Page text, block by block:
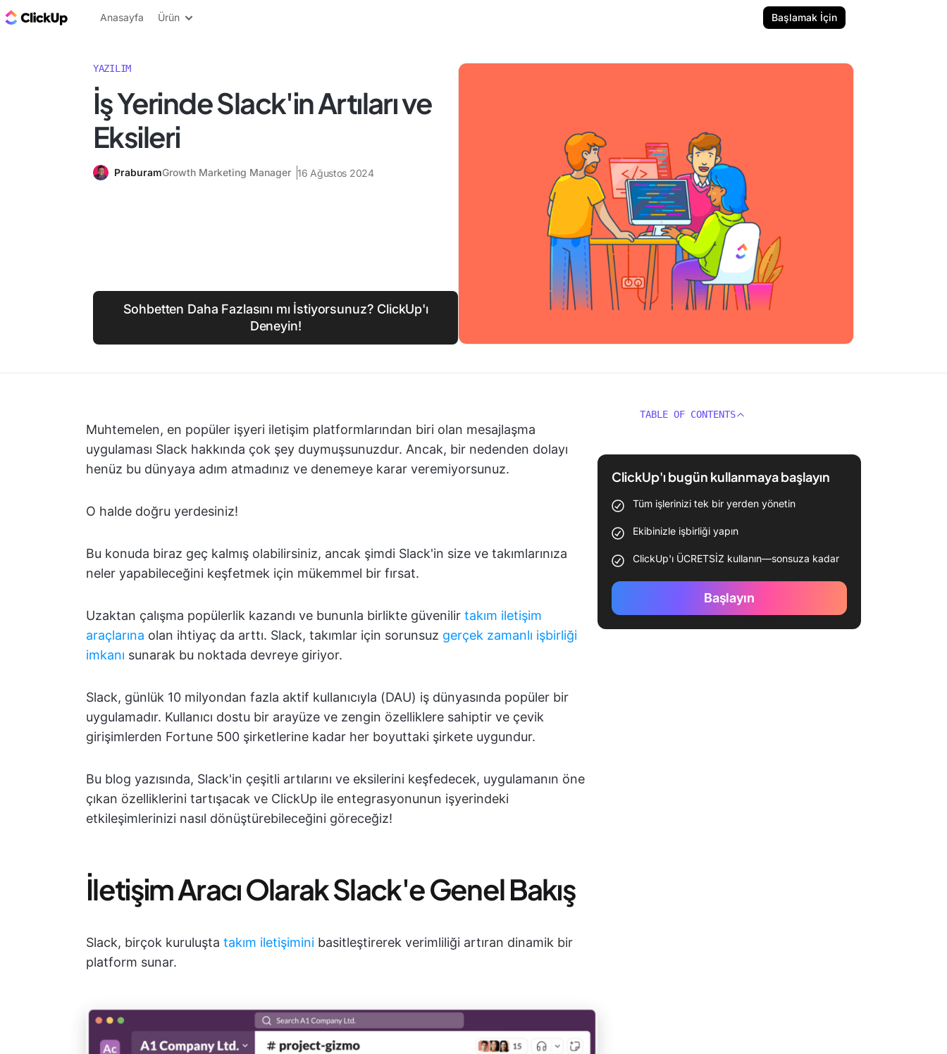
ClickUp Blog
Anasayfa Ürün Başlamak İçin
YAZILIM
İş Yerinde Slack'in Artıları ve
Eksileri
PraburamGrowth Marketing Manager 16 Ağustos 2024
Sohbetten Daha Fazlasını mı İstiyorsunuz? ClickUp'ı
Deneyin!
Muhtemelen, en popüler işyeri iletişim platformlarından biri olan mesajlaşma
uygulaması Slack hakkında çok şey duymuşsunuzdur. Ancak, bir nedenden dolayı
henüz bu dünyaya adım atmadınız ve denemeye karar veremiyorsunuz.
O halde doğru yerdesiniz!
Bu konuda biraz geç kalmış olabilirsiniz, ancak şimdi Slack'in size ve takımlarınıza
neler yapabileceğini keşfetmek için mükemmel bir fırsat.
Uzaktan çalışma popülerlik kazandı ve bununla birlikte güvenilir takım iletişim
araçlarına olan ihtiyaç da arttı. Slack, takımlar için sorunsuz gerçek zamanlı işbirliği
imkanı sunarak bu noktada devreye giriyor.
Slack, günlük 10 milyondan fazla aktif kullanıcıyla (DAU) iş dünyasında popüler bir
uygulamadır. Kullanıcı dostu bir arayüze ve zengin özelliklere sahiptir ve çevik
girişimlerden Fortune 500 şirketlerine kadar her boyuttaki şirkete uygundur.
Bu blog yazısında, Slack'in çeşitli artılarını ve eksilerini keşfedecek, uygulamanın öne
çıkan özelliklerini tartışacak ve ClickUp ile entegrasyonunun işyerindeki
etkileşimlerinizi nasıl dönüştürebileceğini göreceğiz!
İletişim Aracı Olarak Slack'e Genel Bakış
Slack, birçok kuruluşta takım iletişimini basitleştirerek verimliliği artıran dinamik bir
platform sunar.
TABLE OF CONTENTS
ClickUp'ı bugün kullanmaya başlayın
Tüm işlerinizi tek bir yerden yönetin
Ekibinizle işbirliği yapın
ClickUp'ı ÜCRETSİZ kullanın—sonsuza kadar
Başlayın